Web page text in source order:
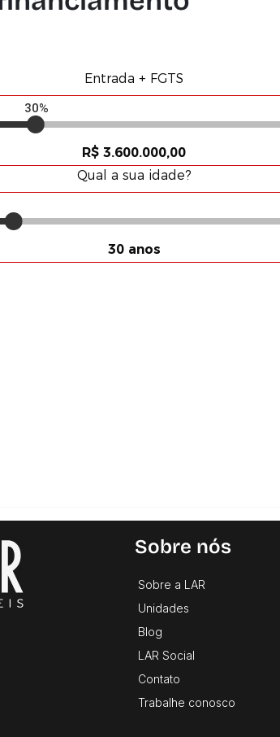
Sobre nós
Sobre a LAR
Unidades
Blog
LAR Social
Contato
Trabalhe conosco